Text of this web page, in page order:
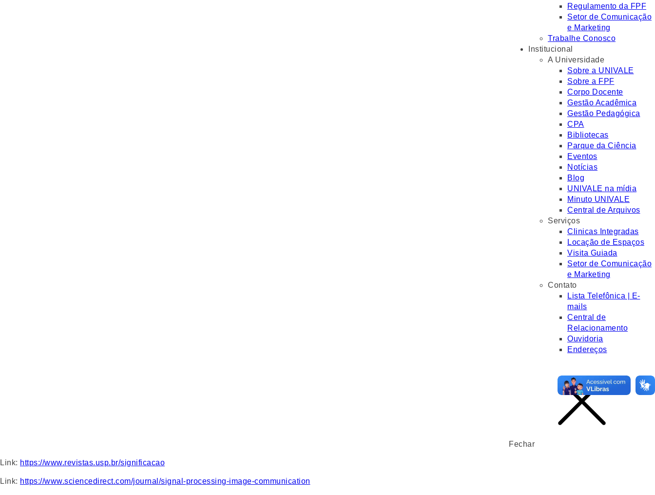
Regulamento da FPF
Setor de Comunicação
e Marketing
Trabalhe Conosco
Institucional
A Universidade
Sobre a UNIVALE
Sobre a FPF
Corpo Docente
Gestão Acadêmica
Gestão Pedagógica
CPA
Bibliotecas
Parque da Ciência
Eventos
Notícias
Blog
UNIVALE na mídia
Minuto UNIVALE
Central de Arquivos
Serviços
Clinicas Integradas
Locação de Espaços
Visita Guiada
Setor de Comunicação
e Marketing
Contato
Lista Telefônica | E-
mails
Central de
Relacionamento
Ouvidoria
Endereços
Fechar
Link: https://www.revistas.usp.br/significacao
Link: https://www.sciencedirect.com/journal/signal-processing-image-communication